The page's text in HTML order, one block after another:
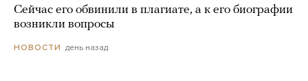
Сейчас его обвинили в плагиате, а к его биографии
возникли вопросы
НОВОСТИ день назад